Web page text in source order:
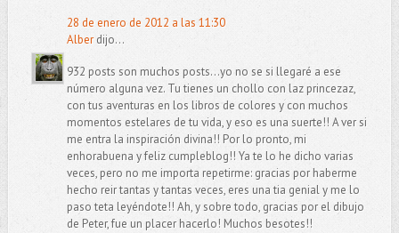
28 de enero de 2012 a las 11:30
Alberdijo...
932 posts son muchos posts...yo no se si llegaré a ese
número alguna vez. Tu tienes un chollo con laz princezaz,
con tus aventuras en los libros de colores y con muchos
momentos estelares de tu vida, y eso es una suerte!! A ver si
me entra la inspiración divina!! Por lo pronto, mi
enhorabuena y feliz cumpleblog!! Ya te lo he dicho varias
veces, pero no me importa repetirme: gracias por haberme
hecho reir tantas y tantas veces, eres una tia genial y me lo
paso teta leyéndote!! Ah, y sobre todo, gracias por el dibujo
de Peter, fue un placer hacerlo! Muchos besotes!!